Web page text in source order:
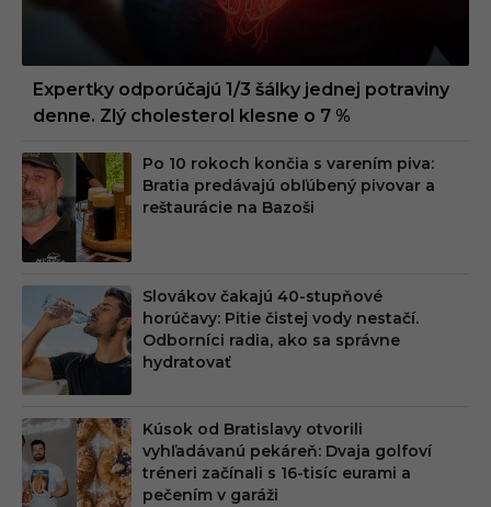
Expertky odporúčajú 1/3 šálky jednej potraviny
denne. Zlý cholesterol klesne o 7 %
Po 10 rokoch končia s varením piva:
Bratia predávajú obľúbený pivovar a
reštaurácie na Bazoši
Slovákov čakajú 40-stupňové
horúčavy: Pitie čistej vody nestačí.
Odborníci radia, ako sa správne
hydratovať
Kúsok od Bratislavy otvorili
vyhľadávanú pekáreň: Dvaja golfoví
tréneri začínali s 16-tisíc eurami a
pečením v garáži